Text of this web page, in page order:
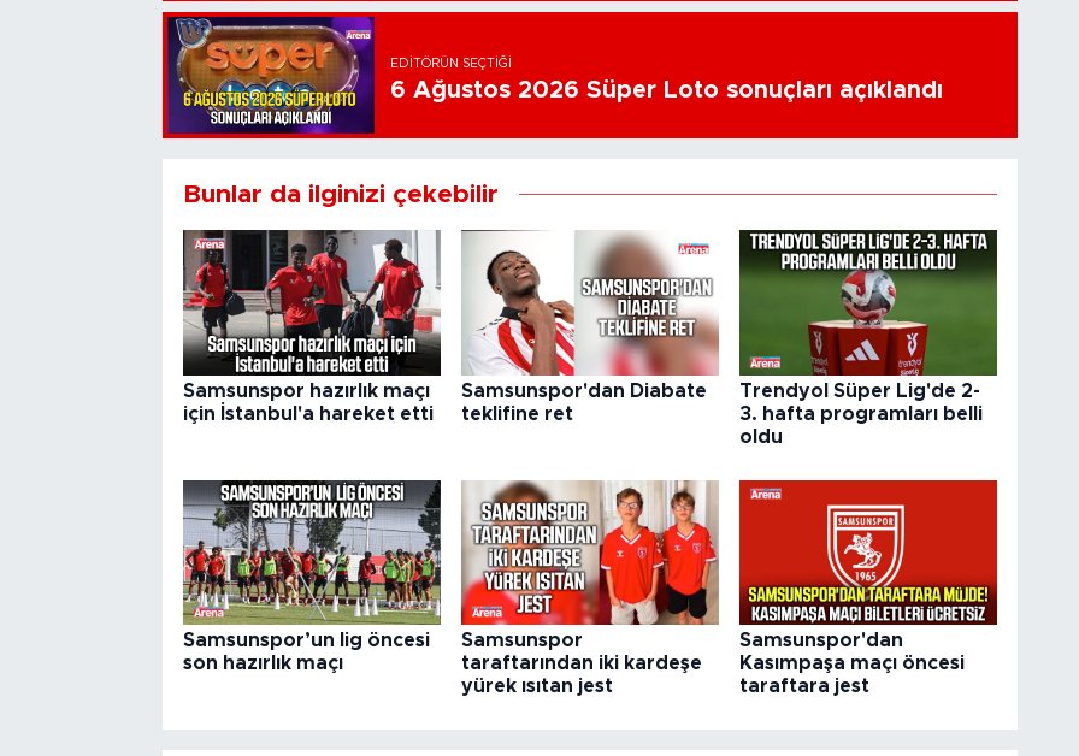
EDITÖRÜN SEÇTIĞI
6 Ağustos 2026 Süper Loto sonuçları açıklandı
Bunlar da ilginizi çekebilir
Samsunspor hazırlık maçı
için İstanbul'a hareket etti
Samsunspor'dan Diabate
teklifine ret
Trendyol Süper Lig'de 2-
3. hafta programları belli
oldu
Samsunspor’un lig öncesi
son hazırlık maçı
Samsunspor
taraftarından iki kardeşe
yürek ısıtan jest
Samsunspor'dan
Kasımpaşa maçı öncesi
taraftara jest